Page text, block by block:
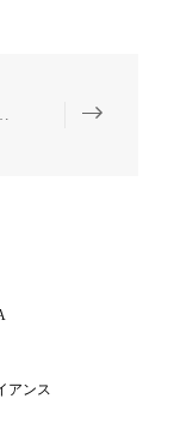
ァンド
アンス